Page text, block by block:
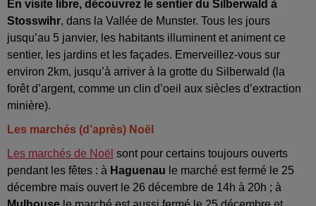
En visite libre, découvrez le sentier du Silberwald à
Stosswihr, dans la Vallée de Munster. Tous les jours
jusqu’au 5 janvier, les habitants illuminent et animent ce
sentier, les jardins et les façades. Emerveillez-vous sur
environ 2km, jusqu’à arriver à la grotte du Silberwald (la
forêt d’argent, comme un clin d’oeil aux siècles d’extraction
minière).
Les marchés (d’après) Noël
Les marchés de Noël sont pour certains toujours ouverts
pendant les fêtes : à Haguenau le marché est fermé le 25
décembre mais ouvert le 26 décembre de 14h à 20h ; à